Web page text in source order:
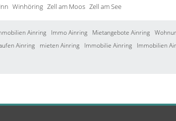
Winhöring Zell am Moos Zell am See
Ainring Immo Ainring Mietangebote Ainring
Ainring mieten Ainring Immobilie Ainring Immobilien